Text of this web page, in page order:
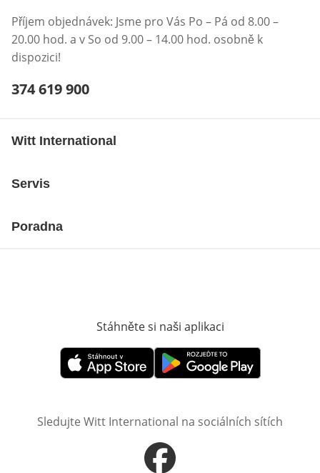
Příjem objednávek: Jsme pro Vás Po – Pá od 8.00 –
20.00 hod. a v So od 9.00 – 14.00 hod. osobně k
dispozici!
Telefonní číslo:
374 619 900
Witt International
Servis
Poradna
Stáhněte si naši aplikaci
Otevře v novém okněOtevře v novém okně
Sledujte Witt International na sociálních sítích